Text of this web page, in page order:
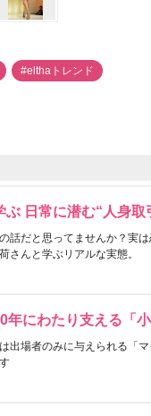
#elthaトレンド
ぶ 日常に潜む“人身取
話だと思ってませんか？実
さんと学ぶリアルな実態。
年にわたり支える「小
出場者のみに与えられる「